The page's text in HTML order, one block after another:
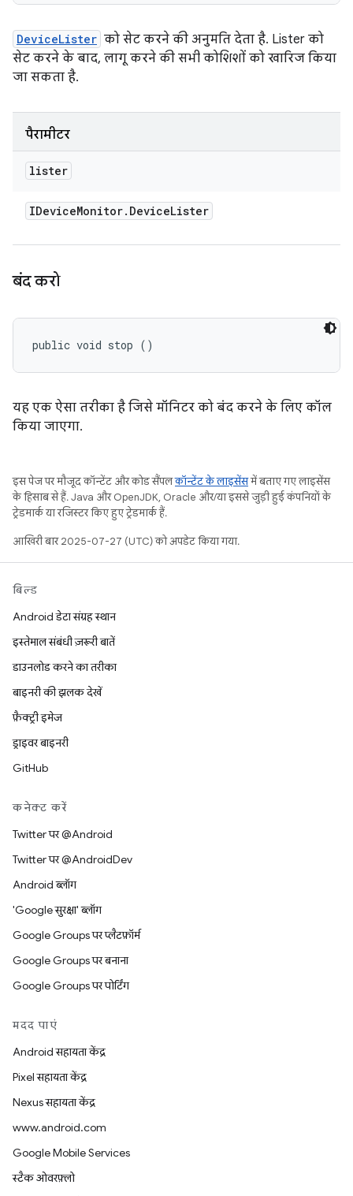
DeviceLister को सेट करने की अनुमति देता है. Lister को
सेट करने के बाद, लागू करने की सभी कोशिशों को खारिज किया
जा सकता है.
पैरामीटर
lister
IDeviceMonitor. DeviceLister
बंद करो
public void stop ()
यह एक ऐसा तरीका है जिसे मॉनिटर को बंद करने के लिए कॉल
किया जाएगा.
इस पेज पर मौजूद कॉन्टेंट और कोड सैंपलकॉन्टेंट के लाइसेंसमें बताए गए लाइसेंस
के हिसाब से हैं. Java और OpenJDK, Oracle और/या इससे जुड़ी हुई कंपनियों के
ट्रेडमार्क या रजिस्टर किए हुए ट्रेडमार्क हैं.
आखिरी बार 2025-07-27 (UTC) को अपडेट किया गया.
बिल्ड
Android डेटा संग्रह स्थान
इस्तेमाल संबंधी ज़रूरी बातें
डाउनलोड करने का तरीका
बाइनरी की झलक देखें
फ़ैक्ट्री इमेज
ड्राइवर बाइनरी
GitHub
कनेक्ट करें
Twitter पर @Android
Twitter पर @AndroidDev
Android ब्लॉग
'Google सुरक्षा' ब्लॉग
Google Groups पर प्लैटफ़ॉर्म
Google Groups पर बनाना
Google Groups पर पोर्टिंग
मदद पाएं
Android सहायता केंद्र
Pixel सहायता केंद्र
Nexus सहायता केंद्र
www.android.com
Google Mobile Services
स्टैक ओवरफ़्लो